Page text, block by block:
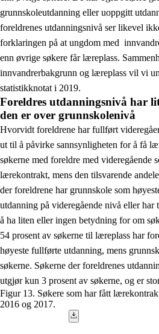
grunnskoleutdanning eller uoppgitt
foreldrenes utdanningsnivå ser likevel
forklaringen på at ungdom med
enn øvrige søkere får læreplass.
innvandrerbakgrunn og læreplass vil vi
statistikknotat i 2019.
Foreldres utdanningsnivå har
den er over grunnskolenivå
Hvorvidt foreldrene har fullført
ut til å påvirke sannsynligheten for å få
søkerne med foreldre med videregående
lærekontrakt, mens den tilsvarende
der foreldrene har grunnskole som
utdanning på videregående nivå eller har
å ha liten eller ingen betydning for om
54 prosent av søkerne til læreplass har
høyeste fullførte utdanning, mens
søkerne. Søkerne der foreldrenes
utgjør kun 3 prosent av søkerne, og er
Figur 13. Søkere som har fått
2016 og 2017.